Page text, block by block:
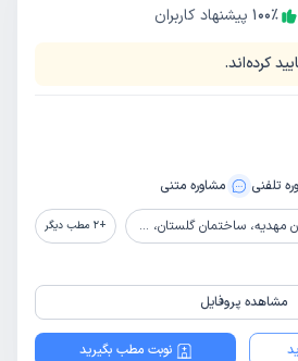
100٪ پیشنهاد کاربران
کرده‌اند.
تلفنی مشاوره‌ متنی
ساختمان گلستان، طبقه 4، پلاک 610 +
2 مطب دیگر
مشاهده پروفایل
نوبت مطب بگیرید